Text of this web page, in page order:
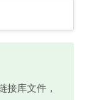
接库文件，